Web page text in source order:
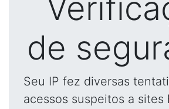
de
Seu IP fez diversas
acessos suspeitos a sites